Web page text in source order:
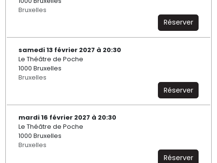
Bruxelles
Réserver
samedi 13 février 2027 à 20:30
Le Théâtre de Poche
1000 Bruxelles
Bruxelles
Réserver
mardi 16 février 2027 à 20:30
Le Théâtre de Poche
1000 Bruxelles
Bruxelles
Réserver